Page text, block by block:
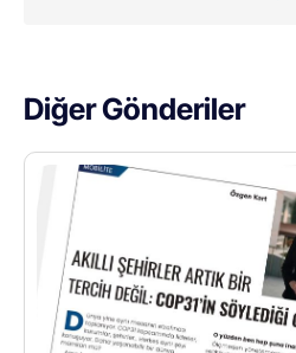
Diğer Gönderiler